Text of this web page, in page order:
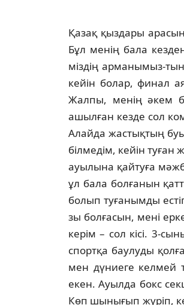
Қазақ қыздары
Бұл менің бала
міздің арманымыз-
кейін болар, финал
Жалпы, менің әкем
ашылған кезде сол
Алайда жастықтың
білмедім, кейін
ауылына қайтуға
ұл бала бол­ғанын
бо­лып туғанымды
зы болғасын, мені
керім – сол кісі. 3-
спортқа баулуды
мен дүниеге келмей
екен. Ауылда бокс
Көп шынығып жүріп,